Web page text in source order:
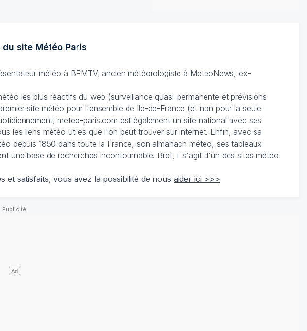
du site MétéoParis
météo à BFMTV, ancien météorologiste à MeteoNews, ex-
les plus réactifs du web (surveillance quasi-permanente et prévisions
site météo pour l'ensemble de Ile-de-France (et non pour la seule
meteo-paris.com est également un site national avec ses
les liens météo utiles que l'on peut trouver sur internet. Enfin, avec sa
depuis 1850 dans toute la France, son almanach météo, ses tableaux
une base de recherches incontournable. Bref, il s'agit d'un des sites météo
et satisfaits, vous avez la possibilité de nous aider ici >>>